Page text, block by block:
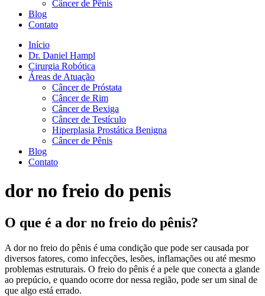
Câncer de Pênis
Blog
Contato
Início
Dr. Daniel Hampl
Cirurgia Robótica
Áreas de Atuação
Câncer de Próstata
Câncer de Rim
Câncer de Bexiga
Câncer de Testículo
Hiperplasia Prostática Benigna
Câncer de Pênis
Blog
Contato
dor no freio do penis
O que é a dor no freio do pênis?
A dor no freio do pênis é uma condição que pode ser causada por
diversos fatores, como infecções, lesões, inflamações ou até mesmo
problemas estruturais. O freio do pênis é a pele que conecta a glande
ao prepúcio, e quando ocorre dor nessa região, pode ser um sinal de
que algo está errado.